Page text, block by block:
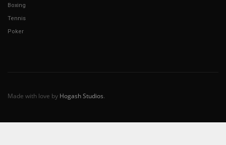
Boxing
Tennis
Poker
Made with love by Hogash Studios.